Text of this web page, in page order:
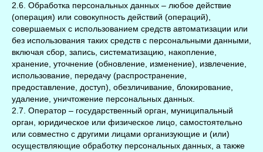
2.6. Обработка персональных данных – любое действие
(операция) или совокупность действий (операций),
совершаемых с использованием средств автоматизации или
без использования таких средств с персональными данными,
включая сбор, запись, систематизацию, накопление,
хранение, уточнение (обновление, изменение), извлечение,
использование, передачу (распространение,
предоставление, доступ), обезличивание, блокирование,
удаление, уничтожение персональных данных.
2.7. Оператор – государственный орган, муниципальный
орган, юридическое или физическое лицо, самостоятельно
или совместно с другими лицами организующие и (или)
осуществляющие обработку персональных данных, а также